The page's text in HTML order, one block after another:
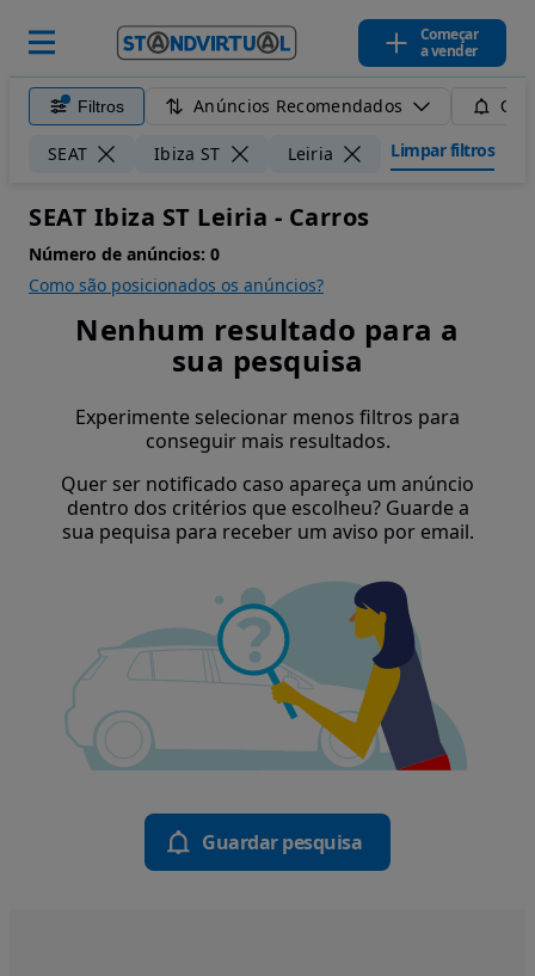
Começar
a vender
Filtros Anúncios Recomendados
SEAT Ibiza ST Leiria Limpar filtros
SEAT Ibiza ST Leiria - Carros
Número de anúncios: 0
Como são posicionados os anúncios?
Nenhum resultado para a
sua pesquisa
Experimente selecionar menos filtros para
conseguir mais resultados.
Quer ser notificado caso apareça um anúncio
dentro dos critérios que escolheu? Guarde a
sua pequisa para receber um aviso por email.
Guardar pesquisa